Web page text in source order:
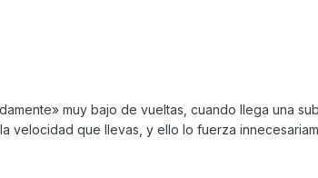
muy bajo de vueltas, cuando llega una
velocidad que llevas, y ello lo fuerza